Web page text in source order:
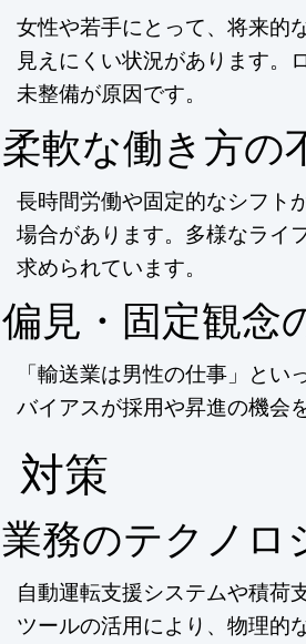
女性や若手にとって、将来的
見えにくい状況があります。
未整備が原因です。
柔軟な働き方の
長時間労働や固定的なシフト
場合があります。多様なライ
求められています。
偏見・固定観念
「輸送業は男性の仕事」と
バイアスが採用や昇進の機会
​対策
業務のテクノロ
自動運転支援システムや積荷
ツールの活用により、物理的